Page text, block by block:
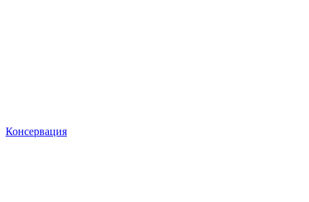
Консервация